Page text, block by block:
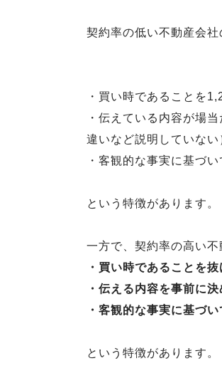
契約率の低い不動産会社
・買い時であることを
・伝えている内容が場
違いなど説明していない
・客観的な事実に基づ
という特徴があります。
一方で、契約率の高い不
・買い時であることを
・伝える内容を事前に
・客観的な事実に基づ
という特徴があります。